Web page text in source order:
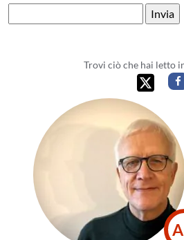
Trovi ciò che hai letto